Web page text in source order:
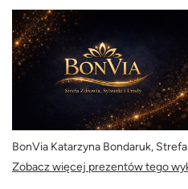
BonVia Katarzyna Bondaruk,
Zobacz więcej prezentów tego